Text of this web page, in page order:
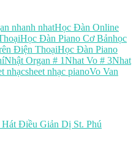
nhanh nhatHọc Đàn Online
Học Đàn Piano Cơ Bảnhọc
Điện ThoạiHọc Đàn Piano
Nhật Organ # 1Nhat Vo # 3Nhat
nhạcsheet nhạc pianoVo Van